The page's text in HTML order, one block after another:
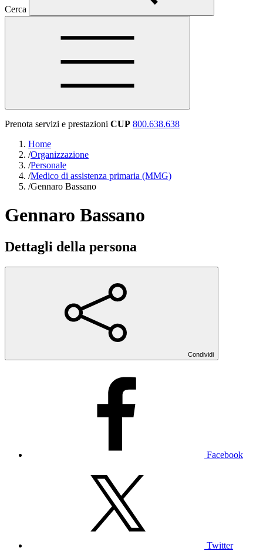
Cerca
Prenota servizi e prestazioni CUP 800.638.638
Home
/Organizzazione
/Personale
/Medico di assistenza primaria (MMG)
/Gennaro Bassano
Gennaro Bassano
Dettagli della persona
Condividi
Facebook
Twitter